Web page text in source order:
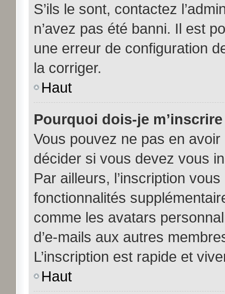
S’ils le sont, contactez
n’avez pas été banni. Il est
une erreur de configuration
la corriger.
Haut
Pourquoi dois-je
Vous pouvez ne pas en
décider si vous devez vous
Par ailleurs, l’inscription
fonctionnalités
comme les avatars
d’e-mails aux autres
L’inscription est rapide et
Haut